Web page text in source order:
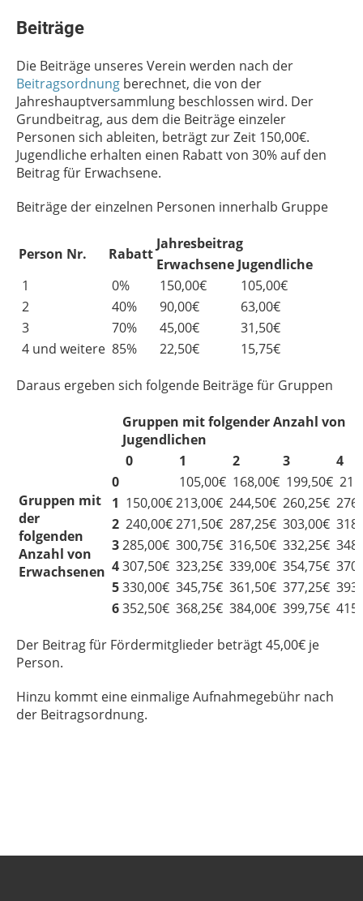
Beiträge
Die Beiträge unseres Verein werden nach der
Beitragsordnung berechnet, die von der
Jahreshauptversammlung beschlossen wird. Der
Grundbeitrag, aus dem die Beiträge einzeler
Personen sich ableiten, beträgt zur Zeit 150,00€.
Jugendliche erhalten einen Rabatt von 30% auf den
Beitrag für Erwachsene.
Beiträge der einzelnen Personen innerhalb Gruppe
Person Nr. Rabatt
Jahresbeitrag
Erwachsene Jugendliche
1
0% 150,00€
105,00€
2
40% 90,00€
63,00€
3
70% 45,00€
31,50€
4 und weitere 85% 22,50€ 15,75€
Daraus ergeben sich folgende Beiträge für Gruppen
Gruppen mit folgender Anzahl von
Jugendlichen
0
1 2 3 4
Gruppen mit
der
folgenden
Anzahl von
Erwachsenen
0 105,00€ 168,00€ 199,50€
1 150,00€213,00€ 244,50€ 260,25€
2 240,00€271,50€ 287,25€ 303,00€
3285,00€ 300,75€ 316,50€ 332,25€
4307,50€ 323,25€ 339,00€ 354,75€
5330,00€ 345,75€ 361,50€ 377,25€
6352,50€ 368,25€ 384,00€ 399,75€
Der Beitrag für Fördermitglieder beträgt 45,00€ je
Person.
Hinzu kommt eine einmalige Aufnahmegebühr nach
der Beitragsordnung.